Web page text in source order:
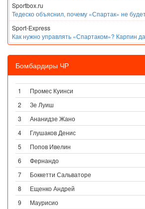
Sportbox.ru
Тедеско объяснил, почему «Спартак» не
Sport-Express
Как нужно управлять «Спартаком»? Карпин
Бомбардиры ЧР
1 Промес Куинси
2
Зе Луиш
3
Ананидзе Жано
4
Глушаков Денис
5
Попов Ивелин
6
Фернандо
7
Боккетти Сальваторе
8
Ещенко Андрей
9
Маурисио